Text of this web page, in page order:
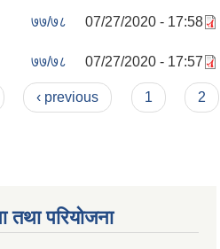
७७/७८ 07/27/2020 - 17:58
७७/७८ 07/27/2020 - 17:57
‹ previous 1 2
तथा परियोजना